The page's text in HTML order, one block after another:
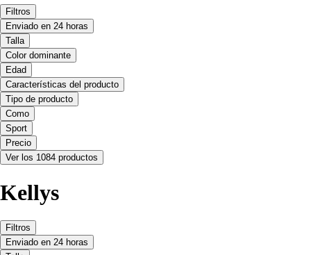
Filtros
Enviado en 24 horas
Talla
Color dominante
Edad
Características del producto
Tipo de producto
Como
Sport
Precio
Ver los 1084 productos
Kellys
Filtros
Enviado en 24 horas